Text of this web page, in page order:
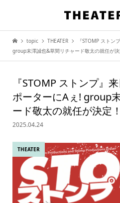
topic THEATER
『STOMP ストン
group末澤誠也&草間リチャード敬太の就任が決
『STOMP ストンプ』
ポーターにAぇ! group
ード敬太の就任が決定！
2025.04.24
THEATER